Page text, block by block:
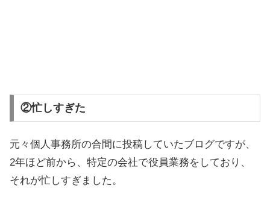
②忙しすぎた
元々個人事務所の合間に投稿していたブログですが、
2年ほど前から、特定の会社で役員業務をしており、
それが忙しすぎました。